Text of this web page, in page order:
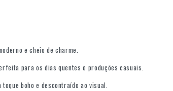
e cheio de charme.
para os dias quentes e produções casuais.
boho e descontraído ao visual.